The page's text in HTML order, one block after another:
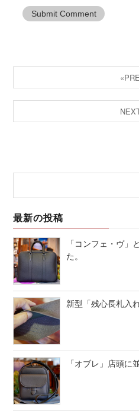
最新の投稿
「コンフェ・ヴ」
た。
新型「残心長札入
「オブレ」店頭に